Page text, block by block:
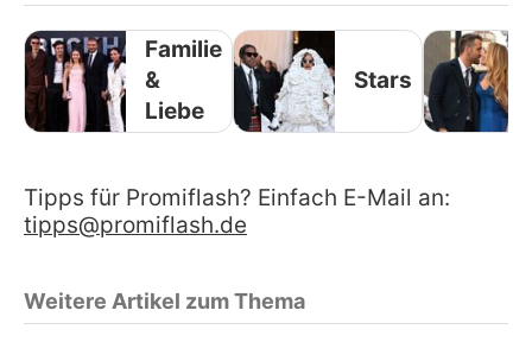
Familie
&
Liebe
Stars
Tipps für Promiflash? Einfach E-Mail an:
tipps@promiflash.de
Weitere Artikel zum Thema